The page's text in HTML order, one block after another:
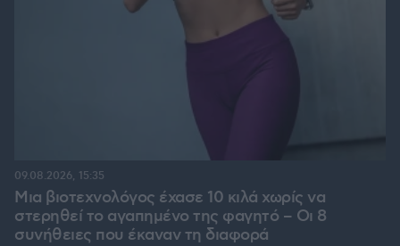
Μια βιοτεχνολόγος έχασε 10 κιλά χωρίς να
στερηθεί το αγαπημένο της φαγητό – Οι 8
συνήθειες που έκαναν τη διαφορά
09.08.2026, 15:35